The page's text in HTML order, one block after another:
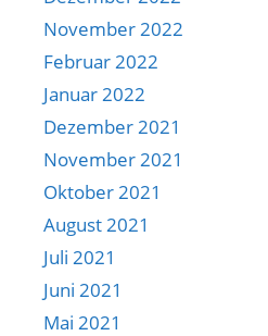
November 2022
Februar 2022
Januar 2022
Dezember 2021
November 2021
Oktober 2021
August 2021
Juli 2021
Juni 2021
Mai 2021